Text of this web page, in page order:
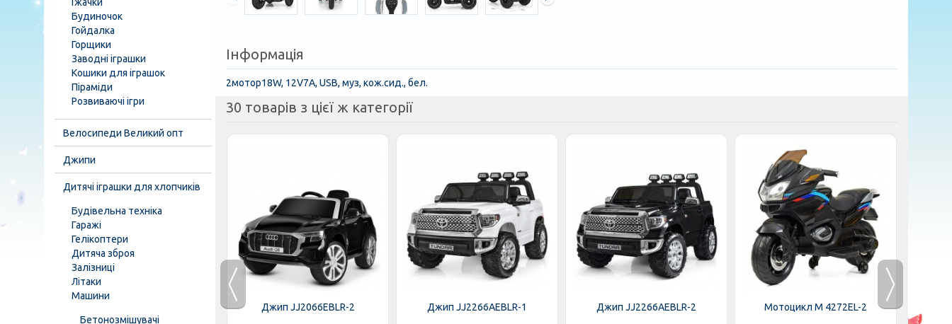
Інформація
2мотор18W, 12V7A, USB, муз, кож.сид., бел.
30 товарів з цієї ж категорії
Джип JJ2066EBLR-2 Джип JJ2266AEBLR-1 Джип JJ2266AEBLR-2 Мотоцикл M 4272EL-2
Будиночок
Гойдалка
Горщики
Заводні іграшки
Кошики для іграшок
Піраміди
Розвиваючі ігри
Велосипеди Великий опт
Джипи
Дитячі іграшки для хлопчиків
Будівельна техніка
Гаражі
Гелікоптери
Дитяча зброя
Залізниці
Літаки
Машини
Бетонозмішувачі